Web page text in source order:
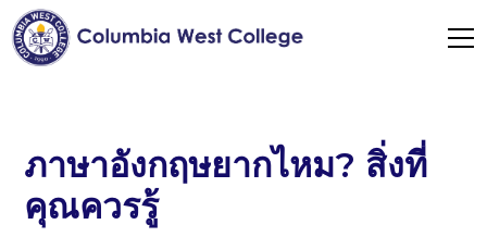
ภาษาอังกฤษยากไหม? สิ่งที่
คุณควรรู้